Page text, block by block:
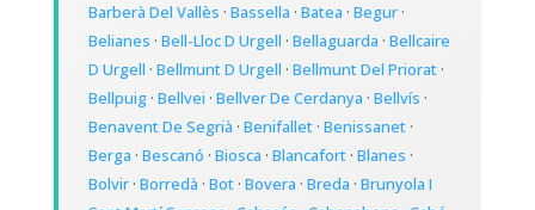
Barberà Del Vallès · Bassella · Batea · Begur·
Belianes · Bell-Lloc D Urgell · Bellaguarda · Bellcaire
D Urgell · Bellmunt D Urgell · Bellmunt Del Priorat·
Bellpuig· Bellvei · Bellver De Cerdanya · Bellvís ·
Benavent De Segrià · Benifallet· Benissanet·
Berga · Bescanó · Biosca · Blancafort· Blanes ·
Bolvir· Borredà · Bot· Bovera · Breda · Brunyola I